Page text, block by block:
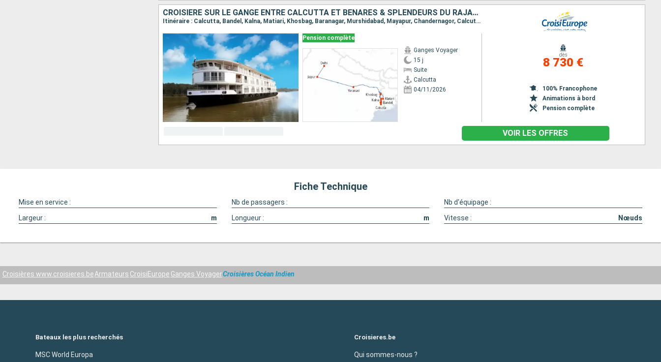
CROISIÈRE SUR LE GANGE ENTRE CALCUTTA ET BÉNARÈS & SPLENDEURS DU RAJASTHAN
Itinéraire : Calcutta, Bandel, Kalna, Matiari, Khosbag, Baranagar, Murshidabad, Mayapur, Chandernagor, Calcutta, Varanasi, Jaipur, Delhi
Pension complète
Ganges Voyager
15 j
Suite
Calcutta
04/11/2026
dès
8 730 €
100% Francophone
Animations à bord
Pension complète
VOIR LES OFFRES
Fiche Technique
Mise en service : Nb de passagers :
Nb d'équipage :
Largeur :
m Longueur : m Vitesse : Nœuds
Croisières www.croisieres.beArmateurs CroisiEurope Ganges VoyagerCroisières Océan Indien
Bateaux les plus recherchés
MSC World Europa
Croisieres.be
Qui sommes-nous ?